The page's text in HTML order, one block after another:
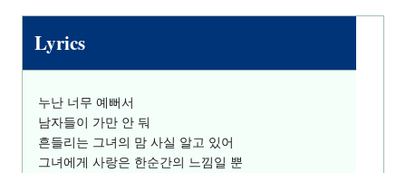
Lyrics
누난 너무 예뻐서
남자들이 가만 안 둬
흔들리는 그녀의 맘 사실 알고 있어
그녀에게 사랑은 한순간의 느낌일 뿐